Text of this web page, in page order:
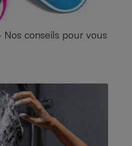
conseils pour vous